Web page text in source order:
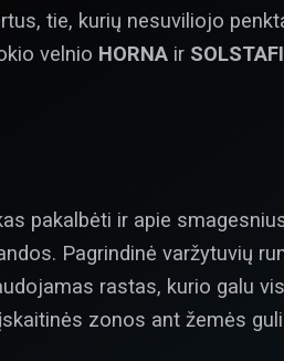
tie, kurių nesuviliojo
velnio HORNA ir
pakalbėti ir apie
Pagrindinė varžytuvių
rastas, kurio galu
zonos ant žemės